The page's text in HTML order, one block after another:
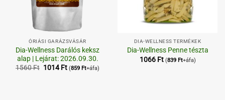
ÓRIÁSI GARÁZSVÁSÁR
Dia-Wellness Darálós keksz
alap | Lejárat: 2026.09.30.
1560Ft Original
1014FtCurrent
price
(859 Ft+áfa)
DIA-WELLNESS TERMÉKEK
Dia-Wellness Penne tészta
1066 Ft (839 Ft+áfa)